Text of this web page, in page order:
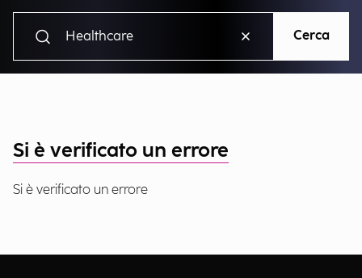
Cerca
Si è verificato un errore
Si è verificato un errore